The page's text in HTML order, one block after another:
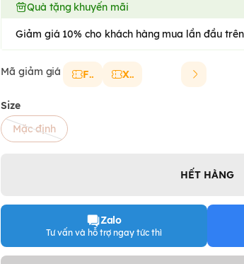
Quà tặng khuyến mãi
Giảm giá 10% cho khách hàng mua lần đầu
Mã giảm giá FS XINCHAO
Size
Mặc định
HẾT HÀNG
Zalo
Tư vấn và hỗ trợ ngay tức thì